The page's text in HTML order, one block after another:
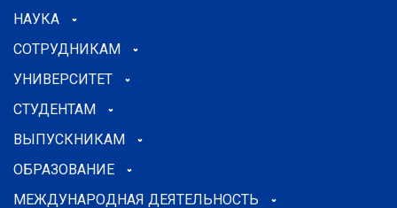
НАУКА
СОТРУДНИКАМ
УНИВЕРСИТЕТ
СТУДЕНТАМ
ВЫПУСКНИКАМ
ОБРАЗОВАНИЕ
МЕЖДУНАРОДНАЯ ДЕЯТЕЛЬНОСТЬ